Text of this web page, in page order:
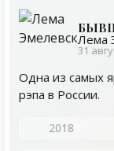
Лема
31
Одна из самых
рэпа в России.
2018